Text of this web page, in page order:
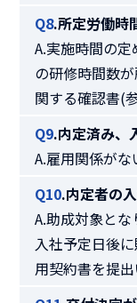
Q8.所定労働時
A.実施時間の
の研修時間数
関する確認書(
Q9.内定済み、
A.雇用関係がな
Q10.内定者の
A.助成対象と
入社予定日後
用契約書を提